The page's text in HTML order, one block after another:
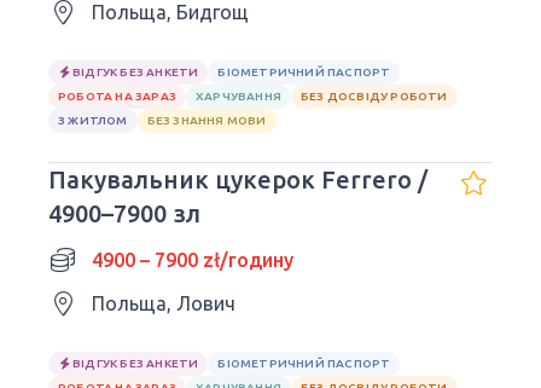
Польща, Бидгощ
ВІДГУК БЕЗ АНКЕТИ
БІОМЕТРИЧНИЙ ПАСПОРТ
РОБОТА НА ЗАРАЗ
ХАРЧУВАННЯ
БЕЗ ДОСВІДУ РОБОТИ
З ЖИТЛОМ
БЕЗ ЗНАННЯ МОВИ
Пакувальник цукерок Ferrero /
4900–7900 зл
4900 – 7900 zł/годину
Польща, Лович
ВІДГУК БЕЗ АНКЕТИ
БІОМЕТРИЧНИЙ ПАСПОРТ